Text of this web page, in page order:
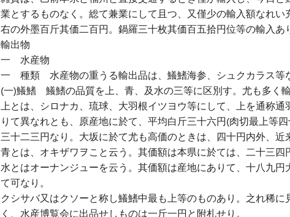
業とするものなく。総て兼業にして且つ、又僅少の輸入額なれい
右の外墨百斤其価二百円。鍋羅三十枚其価百五拾円位等の輸入あ
輸出物
一 水産物
一 種類 水産物の重うる輸出品は、鱶鰭海参、シュクカラス等
(一)鱶鰭 鱶鰭の品質を上、青、及水の三等に区別す。尤も多く
上とは、シロナカ、琉球、大羽根イツヨウ等にして、上を通称
りて異なれとも、原産地に於て、平均白斤三十六円(肉切最上等
三十二三円なり。大坂に於て尤も高価のときは、四十円内外、近
青とは、オキザワヲこと云う。其価額は本県に於ては、二十三
水とはオーナンジューを云う。其価額は産地にありて、十八九
て可なり。
クシサバ又はクソーと称し鱶鰭中最も上等のものあり。之れ稀